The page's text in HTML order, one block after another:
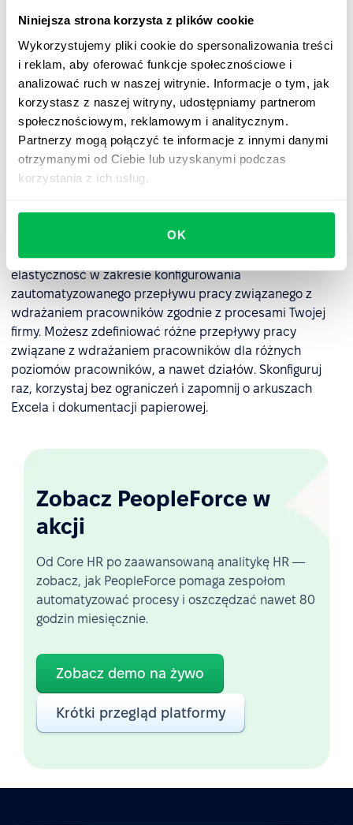
Niniejsza strona korzysta z plików cookie
Wykorzystujemy pliki cookie do spersonalizowania treści
i reklam, aby oferować funkcje społecznościowe i
analizować ruch w naszej witrynie. Informacje o tym, jak
korzystasz z naszej witryny, udostępniamy partnerom
społecznościowym, reklamowym i analitycznym.
Partnerzy mogą połączyć te informacje z innymi danymi
otrzymanymi od Ciebie lub uzyskanymi podczas
korzystania z ich usług.
OK
nie powinien kończyć się na ustawieniu biurka i wydaniu
przepustek do biura. Możesz wydłużyć czas trwania
procesu onboardingu do 6-12 miesięcy, aby czerpać z
niego jeszcze więcej korzyści. Do tych ostatnich należą:
nauka w miejscu pracy, monitorowanie i poprawa
wyników pracy oraz utrzymanie wyższego wskaźnika
utrzymania pracowników dzięki przekształceniu firmy w
miejsce ciągłego uczenia się.
Każda firma jest unikalna i każda opracowuje swoje
własne procesy przepływu pracy związane z
wdrażaniem pracowników. PeopleForce zapewnia
elastyczność w zakresie konfigurowania
zautomatyzowanego przepływu pracy związanego z
wdrażaniem pracowników zgodnie z procesami Twojej
firmy. Możesz zdefiniować różne przepływy pracy
związane z wdrażaniem pracowników dla różnych
poziomów pracowników, a nawet działów. Skonfiguruj
raz, korzystaj bez ograniczeń i zapomnij o arkuszach
Excela i dokumentacji papierowej.
Zobacz PeopleForce w
akcji
Od Core HR po zaawansowaną analitykę HR —
zobacz, jak PeopleForce pomaga zespołom
automatyzować procesy i oszczędzać nawet 80
godzin miesięcznie.
Zobacz demo na żywo
Krótki przegląd platformy